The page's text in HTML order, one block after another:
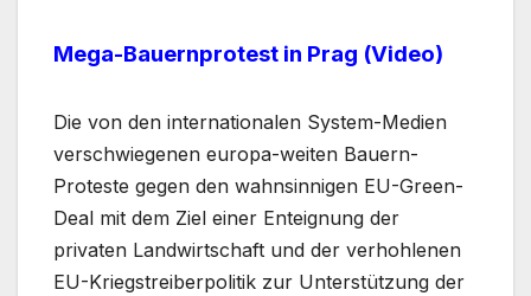
Mega-Bauernprotest in Prag (Video)
Die von den internationalen System-Medien
verschwiegenen europa-weiten Bauern-
Proteste gegen den wahnsinnigen EU-Green-
Deal mit dem Ziel einer Enteignung der
privaten Landwirtschaft und der verhohlenen
EU-Kriegstreiberpolitik zur Unterstützung der